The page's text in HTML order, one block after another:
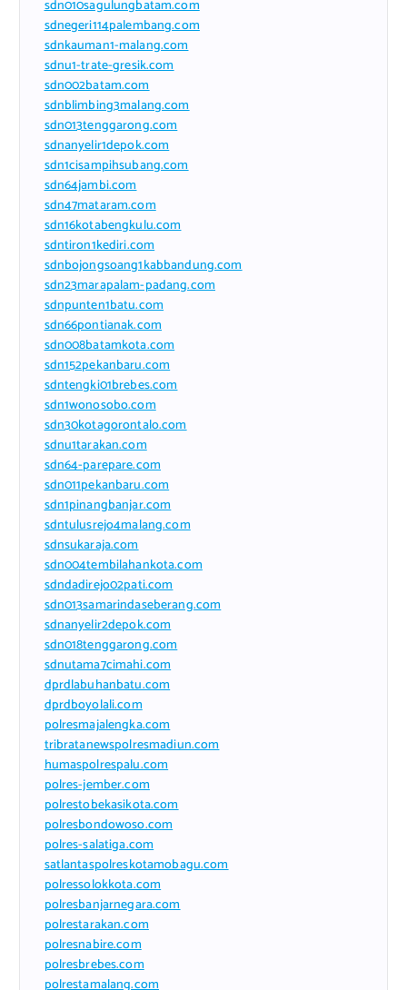
sdn010sagulungbatam.com
sdnegeri114palembang.com
sdnkauman1-malang.com
sdnu1-trate-gresik.com
sdn002batam.com
sdnblimbing3malang.com
sdn013tenggarong.com
sdnanyelir1depok.com
sdn1cisampihsubang.com
sdn64jambi.com
sdn47mataram.com
sdn16kotabengkulu.com
sdntiron1kediri.com
sdnbojongsoang1kabbandung.com
sdn23marapalam-padang.com
sdnpunten1batu.com
sdn66pontianak.com
sdn008batamkota.com
sdn152pekanbaru.com
sdntengki01brebes.com
sdn1wonosobo.com
sdn30kotagorontalo.com
sdnu1tarakan.com
sdn64-parepare.com
sdn011pekanbaru.com
sdn1pinangbanjar.com
sdntulusrejo4malang.com
sdnsukaraja.com
sdn004tembilahankota.com
sdndadirejo02pati.com
sdn013samarindaseberang.com
sdnanyelir2depok.com
sdn018tenggarong.com
sdnutama7cimahi.com
dprdlabuhanbatu.com
dprdboyolali.com
polresmajalengka.com
tribratanewspolresmadiun.com
humaspolrespalu.com
polres-jember.com
polrestobekasikota.com
polresbondowoso.com
polres-salatiga.com
satlantaspolreskotamobagu.com
polressolokkota.com
polresbanjarnegara.com
polrestarakan.com
polresnabire.com
polresbrebes.com
polrestamalang.com